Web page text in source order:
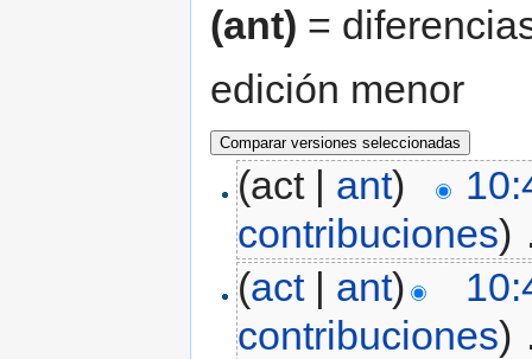
(ant) =
edición menor
(act | ant)
contribuciones)
(act| ant)
contribuciones)